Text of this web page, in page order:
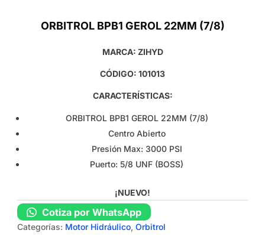
ORBITROL BPB1 GEROL 22MM (7/8)
MARCA: ZIHYD
CÓDIGO: 101013
CARACTERÍSTICAS:
ORBITROL BPB1 GEROL 22MM (7/8)
Centro Abierto
Presión Max: 3000 PSI
Puerto: 5/8 UNF (BOSS)
¡NUEVO!
Cotiza por WhatsApp
Categorías: Motor Hidráulico,Orbitrol